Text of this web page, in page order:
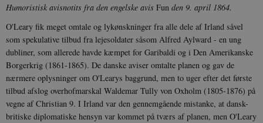
Humoristisk avisnotits fra den engelske avis Fun den 9. april 1864.
O'Leary fik meget omtale og lykønskninger fra alle dele af Irland såvel
som spekulative tilbud fra lejesoldater såsom Alfred Aylward - en ung
dubliner, som allerede havde kæmpet for Garibaldi og i Den Amerikanske
Borgerkrig (1861-1865). De danske aviser omtalte planen og gav de
nærmere oplysninger om O'Learys baggrund, men to uger efter det første
tilbud afslog overhofmarskal Waldemar Tully von Oxholm (1805-1876) på
vegne af Christian 9. I Irland var den gennemgående mistanke, at dansk-
britiske diplomatiske hensyn var kommet på tværs af planen, men O'Leary